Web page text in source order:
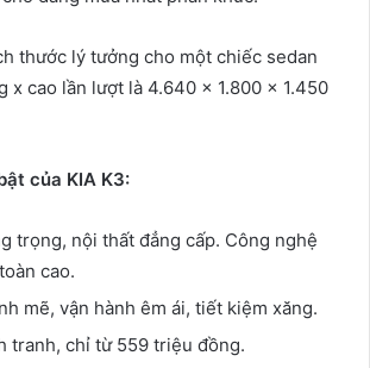
thước lý tưởng cho một chiếc sedan
x cao lần lượt là 4.640 x 1.800 x 1.450
của KIA K3:
trọng, nội thất đẳng cấp. Công nghệ
cao.
mẽ, vận hành êm ái, tiết kiệm xăng.
tranh, chỉ từ 559 triệu đồng.